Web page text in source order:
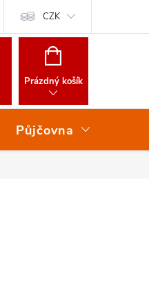
CZK
NÁKUPNÍ
Prázdný košík
Půjčovna